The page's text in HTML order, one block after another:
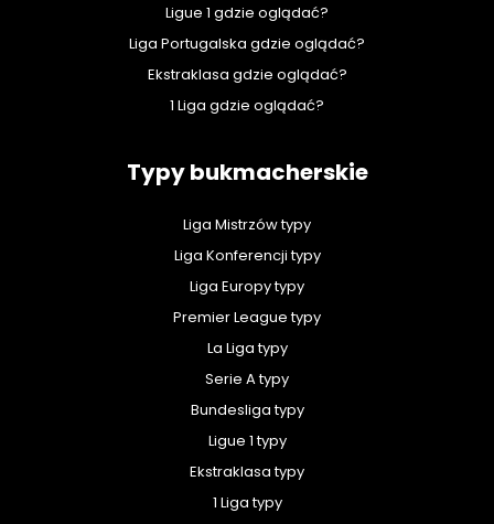
Ligue 1 gdzie oglądać?
Liga Portugalska gdzie oglądać?
Ekstraklasa gdzie oglądać?
1 Liga gdzie oglądać?
Typy bukmacherskie
Liga Mistrzów typy
Liga Konferencji typy
Liga Europy typy
Premier League typy
La Liga typy
Serie A typy
Bundesliga typy
Ligue 1 typy
Ekstraklasa typy
1 Liga typy